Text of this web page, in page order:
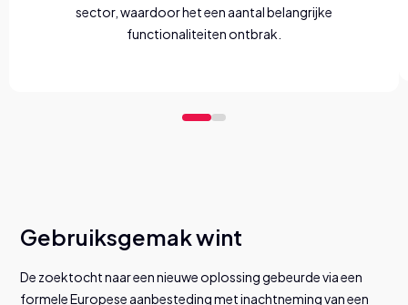
sector, waardoor het een aantal belangrijke
functionaliteiten ontbrak.
Gebruiksgemak wint
De zoektocht naar een nieuwe oplossing gebeurde via een
formele Europese aanbesteding met inachtneming van een